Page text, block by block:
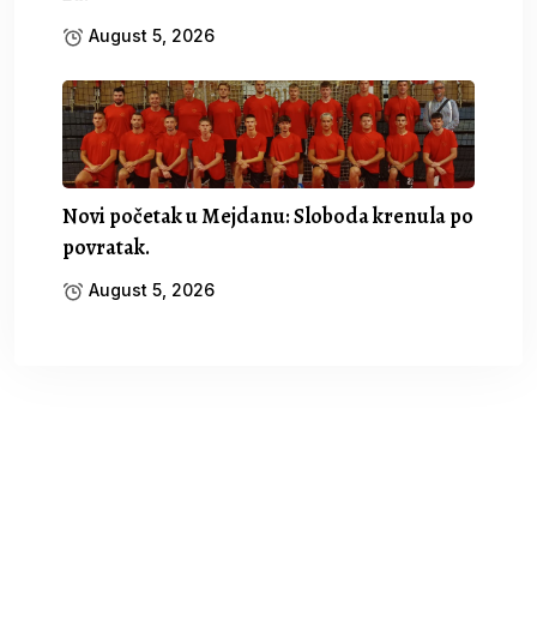
August 5, 2026
Novi početak u Mejdanu: Sloboda krenula po
povratak.
August 5, 2026